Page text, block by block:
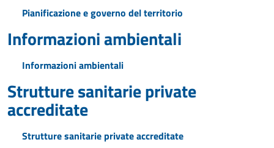
Pianificazione e governo del territorio
Informazioni ambientali
Informazioni ambientali
Strutture sanitarie private
accreditate
Strutture sanitarie private accreditate